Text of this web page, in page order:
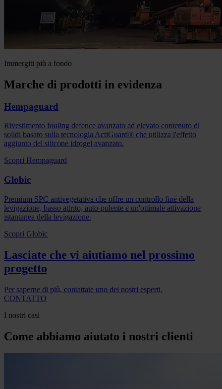
Immergiti più a fondo
Marche di prodotti in evidenza
Hempaguard
Rivestimento fouling defence avanzato ad elevato contenuto di
solidi basato sulla tecnologia ActiGuard® che utilizza l'effetto
aggiunto del silicone idrogel avanzato.
Scopri Hempaguard
Globic
Premium SPC antivegetativa che offre un controllo fine della
levigazione, basso attrito, auto-pulente e un'ottimale attivazione
istantanea della levigazione.
Scopri Globic
Lasciate che vi aiutiamo nel prossimo
progetto
Per saperne di più, contattate uno dei nostri esperti.
CONTATTO
I nostri casi
Come abbiamo aiutato i nostri clienti